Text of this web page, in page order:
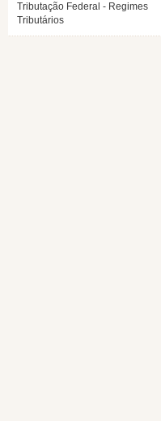
Tributação Federal - Regimes
Tributários